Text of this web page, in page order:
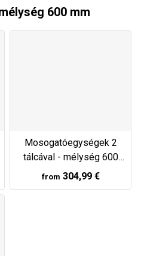
600 mm
Mosogatóegységek 2
tálcával - mélység 600
mm
from 304,99 €